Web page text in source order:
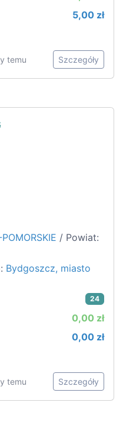
5,00 zł
temu Szczegóły
/ Powiat:
Bydgoszcz, miasto
24
0,00 zł
0,00 zł
temu Szczegóły